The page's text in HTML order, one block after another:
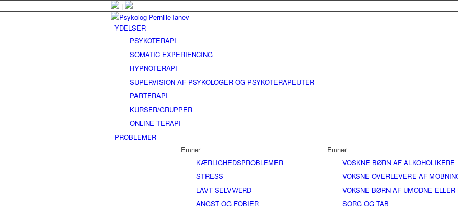
|
YDELSER
PSYKOTERAPI
SOMATIC EXPERIENCING
HYPNOTERAPI
SUPERVISION AF PSYKOLOGER OG PSYKOTERAPEUTER
PARTERAPI
KURSER/GRUPPER
ONLINE TERAPI
PROBLEMER
Emner
KÆRLIGHEDSPROBLEMER
STRESS
LAVT SELVVÆRD
ANGST OG FOBIER
Emner
VOSKNE BØRN AF ALKOHOLIKERE
VOKSNE OVERLEVERE AF
VOKSNE BØRN AF UMODNE
SORG OG TAB